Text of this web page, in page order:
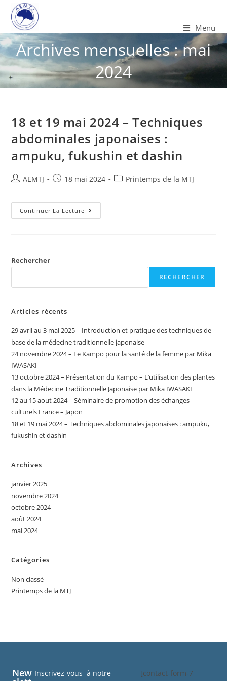
Menu
Archives mensuelles : mai
2024
18 et 19 mai 2024 – Techniques
abdominales japonaises :
ampuku, fukushin et dashin
AEMTJ 18 mai 2024 Printemps de la MTJ
Continuer La Lecture
Rechercher
RECHERCHER
Articles récents
29 avril au 3 mai 2025 – Introduction et pratique des techniques de
base de la médecine traditionnelle japonaise
24 novembre 2024 – Le Kampo pour la santé de la femme par Mika
IWASAKI
13 octobre 2024 – Présentation du Kampo – L’utilisation des plantes
dans la Médecine Traditionnelle Japonaise par Mika IWASAKI ​
12 au 15 aout 2024 – Séminaire de promotion des échanges
culturels France – Japon
18 et 19 mai 2024 – Techniques abdominales japonaises : ampuku,
fukushin et dashin
Archives
janvier 2025
novembre 2024
octobre 2024
août 2024
mai 2024
Catégories
Non classé
Printemps de la MTJ
New Inscrivez-vous à notre [contact-form-7